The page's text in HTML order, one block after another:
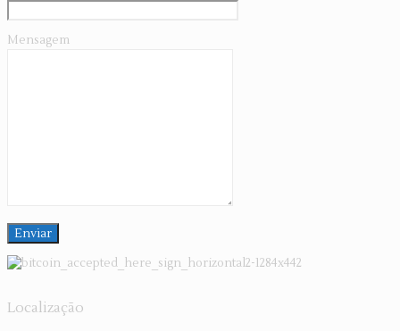
Mensagem
Localização